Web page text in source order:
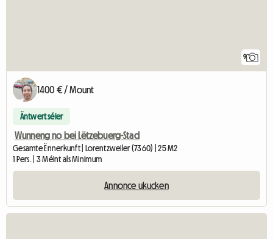
9
1400 € / Mount
Äntwert séier
Wunneng no bei Lëtzebuerg-Stad
Gesamte Ënnerkunft | Lorentzweiler (7360) | 25 M2
1 Pers. | 3 Méint als Minimum
Annonce ukucken